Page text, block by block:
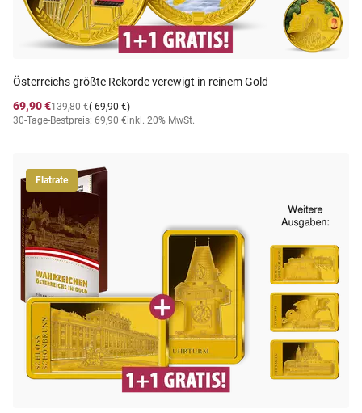
Österreichs größte Rekorde verewigt in reinem Gold
69,90 €
(-69,90 €)
139,80 €
30-Tage-Bestpreis: 69,90 €inkl. 20% MwSt.
Flatrate